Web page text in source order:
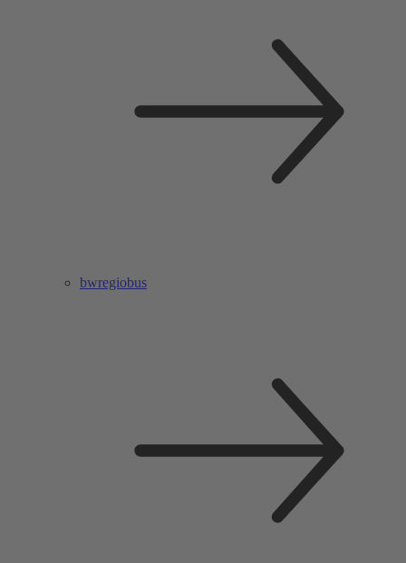
bwregiobus